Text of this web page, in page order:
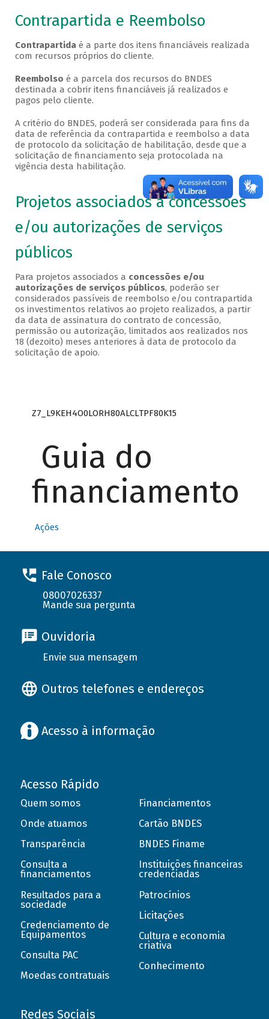
Contrapartida e Reembolso
Contrapartidaé a parte dos itens financiáveis realizada
com recursos próprios do cliente.
Reembolso é a parcela dos recursos do BNDES
destinada a cobrir itens financiáveis já realizados e
pagos pelo cliente.
A critério do BNDES, poderá ser considerada para fins da
data de referência da contrapartida e reembolso a data
de protocolo da solicitação de habilitação, desde que a
solicitação de financiamento seja protocolada na
vigência desta habilitação.
Projetos associados a concessões
e/ou autorizações de serviços
públicos
Para projetos associados a concessões e/ou
autorizações de serviços públicos, poderão ser
considerados passíveis de reembolso e/ou contrapartida
os investimentos relativos ao projeto realizados, a partir
da data de assinatura do contrato de concessão,
permissão ou autorização, limitados aos realizados nos
18 (dezoito) meses anteriores à data de protocolo da
solicitação de apoio.
Z7_L9KEH4O0LORH80ALCLTPF80K15
Guia do
financiamento
Ações
Fale Conosco
08007026337
Mande sua pergunta
Ouvidoria
Envie sua mensagem
Outros telefones e endereços
Acesso à informação
Acesso Rápido
Quem somos
Onde atuamos
Transparência
Consulta a
financiamentos
Resultados para a
sociedade
Credenciamento de
Equipamentos
Consulta PAC
Moedas contratuais
Financiamentos
Cartão BNDES
BNDES Finame
Instituições financeiras
credenciadas
Patrocínios
Licitações
Cultura e economia
criativa
Conhecimento
Redes Sociais